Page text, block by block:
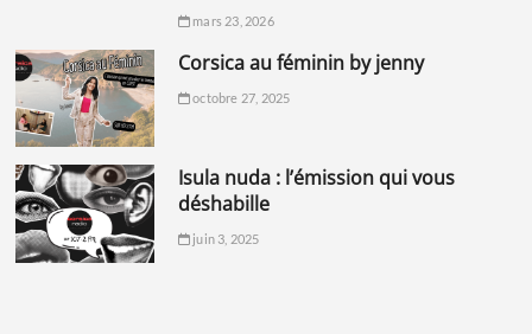
mars 23, 2026
corsica au féminin by jenny
octobre 27, 2025
isula nuda : l’émission qui vous
déshabille
juin 3, 2025